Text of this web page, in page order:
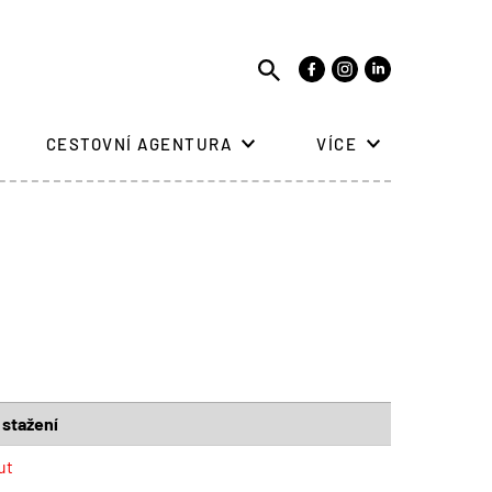
CESTOVNÍ AGENTURA VÍCE